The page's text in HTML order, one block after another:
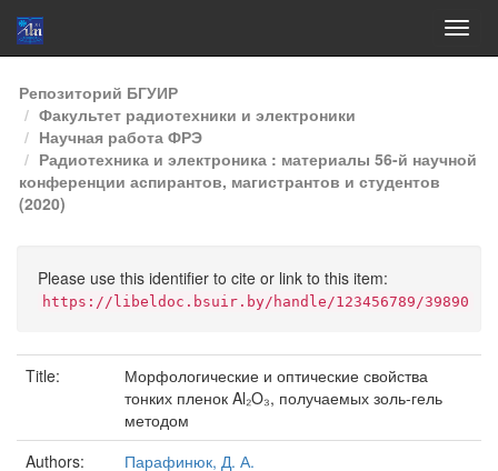
Skip
navigation
Репозиторий БГУИР
Факультет радиотехники и электроники
Научная работа ФРЭ
Радиотехника и электроника : материалы 56-й научной
конференции аспирантов, магистрантов и студентов
(2020)
Please use this identifier to cite or link to this item:
https://libeldoc.bsuir.by/handle/123456789/39890
Title:
Морфологические и оптические свойства
тонких пленок Al₂O₃, получаемых золь-гель
методом
Authors:
Парафинюк, Д. А.